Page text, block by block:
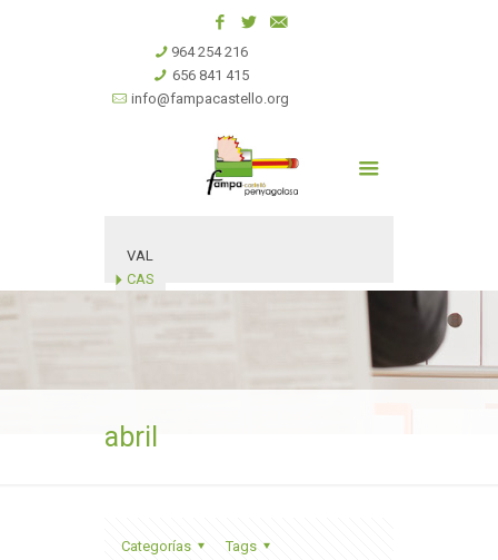
964 254 216
656 841 415
info@fampacastello.org
VAL
CAS
abril
Categorías
Tags